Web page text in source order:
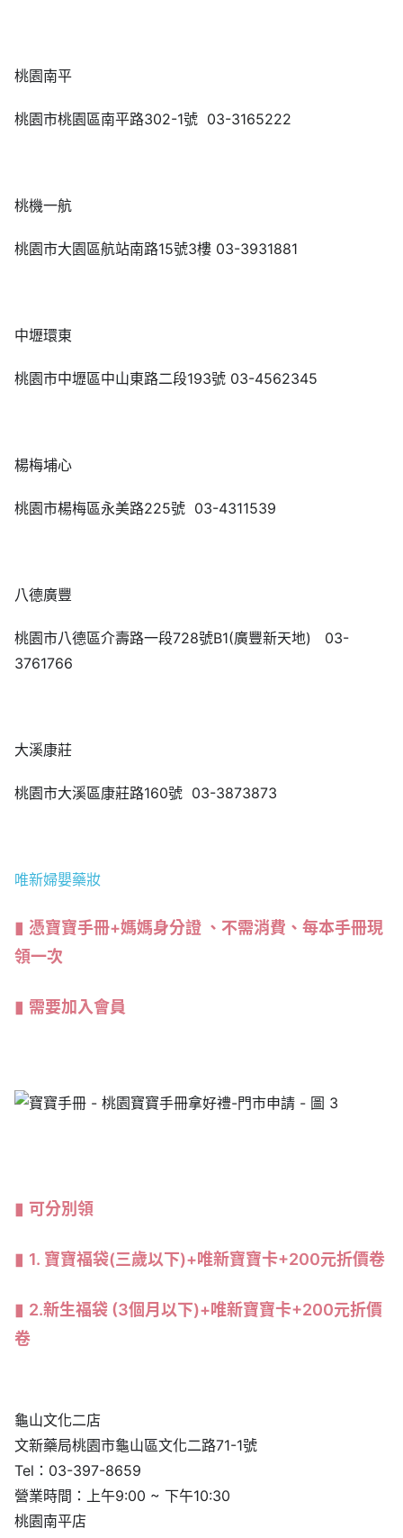
桃園南平
桃園市桃園區南平路302-1號 03-3165222
桃機一航
桃園市大園區航站南路15號3樓 03-3931881
中壢環東
桃園市中壢區中山東路二段193號 03-4562345
楊梅埔心
桃園市楊梅區永美路225號 03-4311539
八德廣豐
桃園市八德區介壽路一段728號B1(廣豐新天地) 03-
3761766
大溪康莊
桃園市大溪區康莊路160號 03-3873873
唯新婦嬰藥妝
憑寶寶手冊+媽媽身分證 、不需消費、每本手冊現
領一次
需要加入會員
可分別領
1. 寶寶福袋(三歲以下)+唯新寶寶卡+200元折價卷
2.新生福袋 (3個月以下)+唯新寶寶卡+200元折價
卷
龜山文化二店
文新藥局桃園市龜山區文化二路71-1號
Tel：03-397-8659
營業時間：上午9:00 ~ 下午10:30
桃園南平店